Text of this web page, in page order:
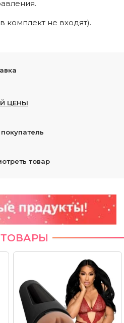
комплект не входят).
ЦЕНЫ
товар